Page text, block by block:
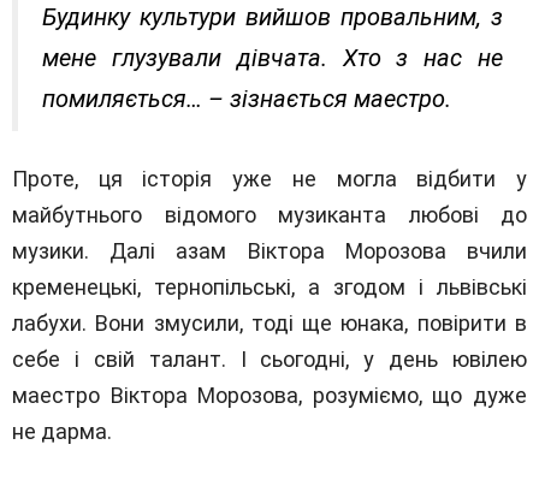
Будинку культури вийшов провальним, з
мене глузували дівчата. Хто з нас не
помиляється… – зізнається маестро.
Проте, ця історія уже не могла відбити у
майбутнього відомого музиканта любові до
музики. Далі азам Віктора Морозова вчили
кременецькі, тернопільські, а згодом і львівські
лабухи. Вони змусили, тоді ще юнака, повірити в
себе і свій талант. І сьогодні, у день ювілею
маестро Віктора Морозова, розуміємо, що дуже
не дарма.